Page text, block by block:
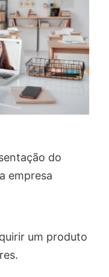
do
empresa
um produto